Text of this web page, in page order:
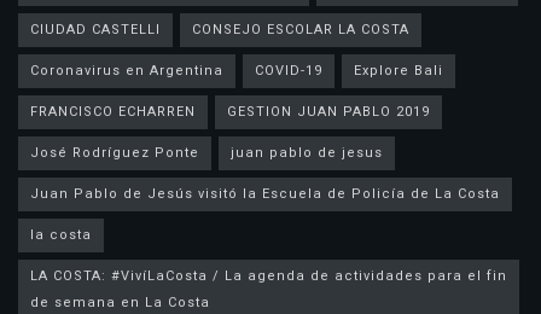
CIUDAD CASTELLI
CONSEJO ESCOLAR LA COSTA
Coronavirus en Argentina
COVID-19
Explore Bali
FRANCISCO ECHARREN
GESTION JUAN PABLO 2019
José Rodríguez Ponte
juan pablo de jesus
la costa
LA COSTA: #VivíLaCosta / La agenda de actividades para el fin
de semana en La Costa